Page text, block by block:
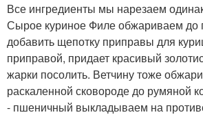
Все ингредиенты мы нарезаем
Сырое куриное Филе обжариваем до
добавить щепотку приправы для
приправой, придает красивый
жарки посолить. Ветчину тоже
раскаленной сковороде до румяной
- пшеничный выкладываем на